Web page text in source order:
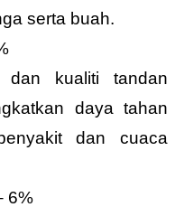
serta buah.
dan kualiti tandan
daya tahan
dan cuaca
6%